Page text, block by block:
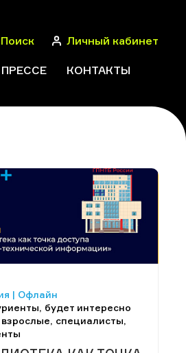
Поиск
ПОИСК
Личный кабинет
ПРЕССЕ КОНТАКТЫ
| Офлайн
будет интересно
взрослые, специалисты,